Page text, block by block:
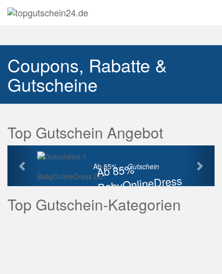
Coupons, Rabatte &
Gutscheine
Top Gutschein Angebot
Ab 85%
BabyOnlineDress
Rabatt
Ab 85% ...Gutschein
BabyOnlineDress DE
Vorherige
Top Gutschein-Kategorien